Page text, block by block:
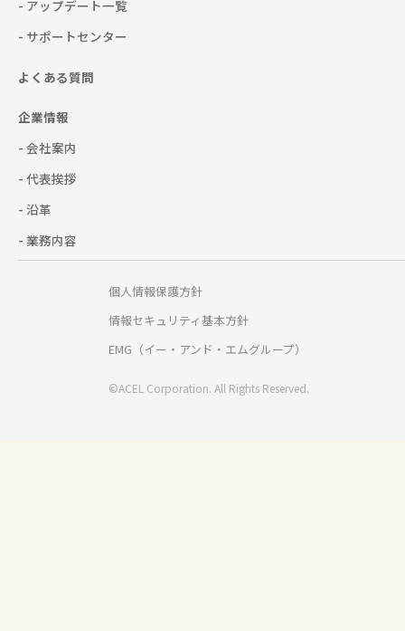
- アップデート一覧
- サポートセンター
よくある質問
企業情報
- 会社案内
- 代表挨拶
- 沿革
- 業務内容
個人情報保護方針
情報セキュリティ基本方針
EMG（イー・アンド・エムグループ）